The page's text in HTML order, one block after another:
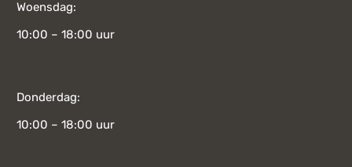
Woensdag:
10:00 – 18:00 uur
Donderdag:
10:00 – 18:00 uur